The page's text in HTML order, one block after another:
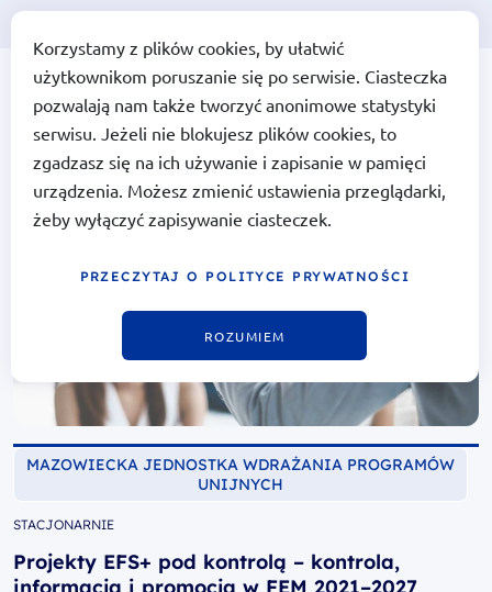
Portal Funduszy Europejskich
Portal Funduszy
Europejskich
MAZOWIECKA JEDNOSTKA WDRAŻANIA PROGRAMÓW
UNIJNYCH
STACJONARNIE
Projekty EFS+ pod kontrolą – kontrola,
informacja i promocja w FEM 2021–2027
Korzystamy z plików cookies, by ułatwić
użytkownikom poruszanie się po serwisie. Ciasteczka
pozwalają nam także tworzyć anonimowe statystyki
serwisu. Jeżeli nie blokujesz plików cookies, to
zgadzasz się na ich używanie i zapisanie w pamięci
urządzenia. Możesz zmienić ustawienia przeglądarki,
żeby wyłączyć zapisywanie ciasteczek.
PRZECZYTAJ O POLITYCE PRYWATNOŚCI
ROZUMIEM